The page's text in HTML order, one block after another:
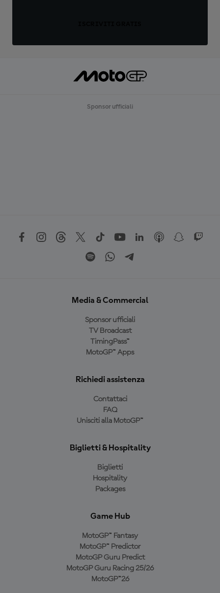
Sponsor ufficiali
Media & Commercial
Sponsor ufficiali
TV Broadcast
TimingPass™
MotoGP™ Apps
Richiedi assistenza
Contattaci
FAQ
Unisciti alla MotoGP™
Biglietti & Hospitality
Biglietti
Hospitality
Packages
Game Hub
MotoGP™ Fantasy
MotoGP™ Predictor
MotoGP Guru Predict
MotoGP Guru Racing 25/26
MotoGP™26